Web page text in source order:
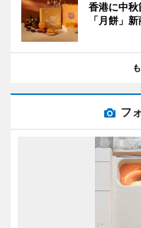
香港に中
「月餅」
フ